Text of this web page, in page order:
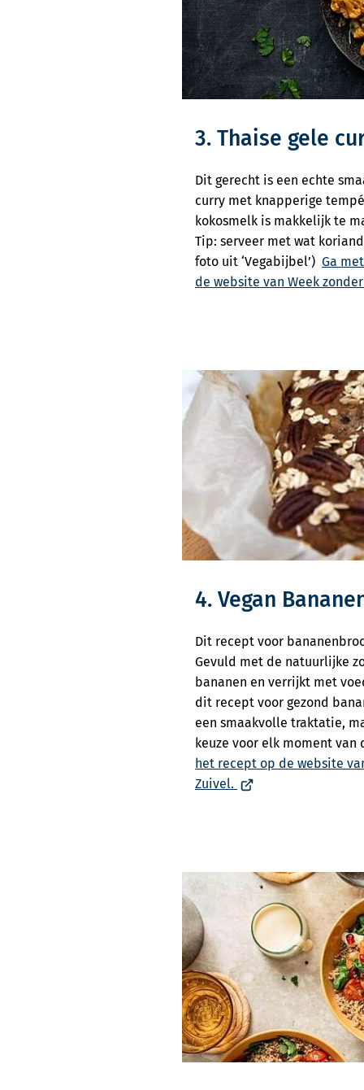
3. Thaise gele
Dit gerecht is een echte
curry met knapperige
kokosmelk is makkelijk te
Tip: serveer met wat
foto uit ‘Vegabijbel’) Ga
de website van Week
4. Vegan
Dit recept voor
Gevuld met de natuurlijke
bananen en verrijkt met
dit recept voor gezond
een smaakvolle traktatie,
keuze voor elk moment van
het recept op de website
Zuivel. (Verwijst